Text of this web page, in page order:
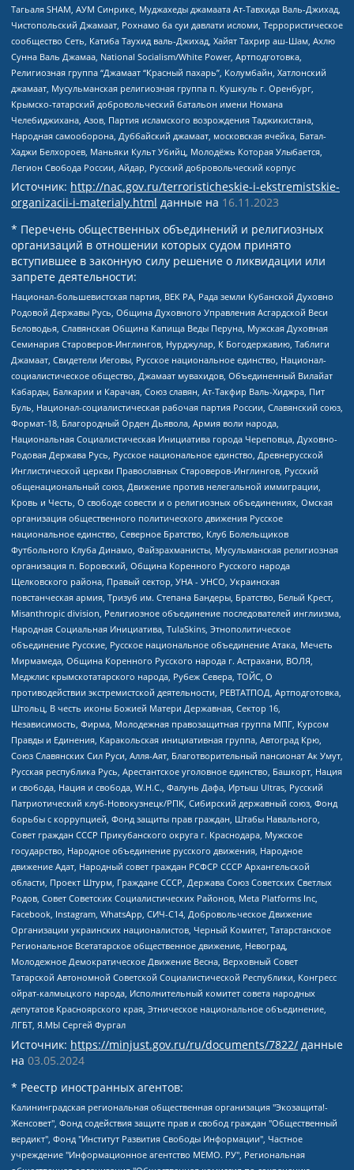
Тагьаля SHAM, АУМ Синрике, Муджахеды джамаата Ат-Тавхида Валь-Джихад,
Чистопольский Джамаат, Рохнамо ба суи давлати исломи, Террористическое
сообщество Сеть, Катиба Таухид валь-Джихад, Хайят Тахрир аш-Шам, Ахлю
Сунна Валь Джамаа, National Socialism/White Power, Артподготовка,
Религиозная группа “Джамаат “Красный пахарь”, Колумбайн, Хатлонский
джамаат, Мусульманская религиозная группа п. Кушкуль г. Оренбург,
Крымско-татарский добровольческий батальон имени Номана
Челебиджихана, Азов, Партия исламского возрождения Таджикистана,
Народная самооборона, Дуббайский джамаат, московская ячейка, Батал-
Хаджи Белхороев, Маньяки Культ Убийц, Молодёжь Которая Улыбается,
Легион Свобода России, Айдар, Русский добровольческий корпус
Источник: http://nac.gov.ru/terroristicheskie-i-ekstremistskie-
organizacii-i-materialy.html данные на 16.11.2023
* Перечень общественных объединений и религиозных
организаций в отношении которых судом принято
вступившее в законную силу решение о ликвидации или
запрете деятельности:
Национал-большевистская партия, ВЕК РА, Рада земли Кубанской Духовно
Родовой Державы Русь, Община Духовного Управления Асгардской Веси
Беловодья, Славянская Община Капища Веды Перуна, Мужская Духовная
Семинария Староверов-Инглингов, Нурджулар, К Богодержавию, Таблиги
Джамаат, Свидетели Иеговы, Русское национальное единство, Национал-
социалистическое общество, Джамаат мувахидов, Объединенный Вилайат
Кабарды, Балкарии и Карачая, Союз славян, Ат-Такфир Валь-Хиджра, Пит
Буль, Национал-социалистическая рабочая партия России, Славянский союз,
Формат-18, Благородный Орден Дьявола, Армия воли народа,
Национальная Социалистическая Инициатива города Череповца, Духовно-
Родовая Держава Русь, Русское национальное единство, Древнерусской
Инглистической церкви Православных Староверов-Инглингов, Русский
общенациональный союз, Движение против нелегальной иммиграции,
Кровь и Честь, О свободе совести и о религиозных объединениях, Омская
организация общественного политического движения Русское
национальное единство, Северное Братство, Клуб Болельщиков
Футбольного Клуба Динамо, Файзрахманисты, Мусульманская религиозная
организация п. Боровский, Община Коренного Русского народа
Щелковского района, Правый сектор, УНА - УНСО, Украинская
повстанческая армия, Тризуб им. Степана Бандеры, Братство, Белый Крест,
Misanthropic division, Религиозное объединение последователей инглиизма,
Народная Социальная Инициатива, TulaSkins, Этнополитическое
объединение Русские, Русское национальное объединение Атака, Мечеть
Мирмамеда, Община Коренного Русского народа г. Астрахани, ВОЛЯ,
Меджлис крымскотатарского народа, Рубеж Севера, ТОЙС, О
противодействии экстремистской деятельности, РЕВТАТПОД, Артподготовка,
Штольц, В честь иконы Божией Матери Державная, Сектор 16,
Независимость, Фирма, Молодежная правозащитная группа МПГ, Курсом
Правды и Единения, Каракольская инициативная группа, Автоград Крю,
Союз Славянских Сил Руси, Алля-Аят, Благотворительный пансионат Ак Умут,
Русская республика Русь, Арестантское уголовное единство, Башкорт, Нация
и свобода, Нация и свобода, W.H.С., Фалунь Дафа, Иртыш Ultras, Русский
Патриотический клуб-Новокузнецк/РПК, Сибирский державный союз, Фонд
борьбы с коррупцией, Фонд защиты прав граждан, Штабы Навального,
Совет граждан СССР Прикубанского округа г. Краснодара, Мужское
государство, Народное объединение русского движения, Народное
движение Адат, Народный совет граждан РСФСР СССР Архангельской
области, Проект Штурм, Граждане СССР, Держава Союз Советских Светлых
Родов, Совет Советских Социалистических Районов, Meta Platforms Inc,
Facebook, Instagram, WhatsApp, СИЧ-С14, Добровольческое Движение
Организации украинских националистов, Черный Комитет, Татарстанское
Региональное Всетатарское общественное движение, Невоград,
Молодежное Демократическое Движение Весна, Верховный Совет
Татарской Автономной Советской Социалистической Республики, Конгресс
ойрат-калмыцкого народа, Исполнительный комитет совета народных
депутатов Красноярского края, Этническое национальное объединение,
ЛГБТ, Я.МЫ Сергей Фургал
Источник: https://minjust.gov.ru/ru/documents/7822/ данные
на 03.05.2024
* Реестр иностранных агентов:
Калининградская региональная общественная организация "Экозащита!-Женсовет", Фонд содействия защите прав и свобод граждан "Общественный вердикт", Фонд "Институт Развития Свободы Информации", Частное учреждение "Информационное агентство МЕМО. РУ", Региональная общественная организация "Общественная комиссия по сохранению наследия академика Сахарова", Фонд поддержки свободы прессы, Санкт-Петербургская общественная правозащитная организация "Гражданский контроль", Межрегиональная общественная организация "Информационно-просветительский центр "Мемориал", Региональный Фонд "Центр Защиты Прав Средств Массовой Информации", с 05.12.2023 Фонд "Центр Защиты Прав Средств массовой информации", Региональная общественная благотворительная организация помощи беженцам и мигрантам "Гражданское содействие", Негосударственное образовательное учреждение дополнительного профессионального образования (повышение квалификации) специалистов "АКАДЕМИЯ ПО ПРАВАМ ЧЕЛОВЕКА", Свердловская региональная общественная организация "Сутяжник", Автономная некоммерческая организация "Центр независимых социологических исследований", Союз общественных объединений "Российский исследовательский центр по правам человека", Региональное общественное учреждение научно-информационный центр "МЕМОРИАЛ", Некоммерческая организация "Фонд защиты гласности", Автономная некоммерческая организация "Институт прав человека", Городская общественная организация "Екатеринбургское общество "МЕМОРИАЛ", Городская общественная организация "Рязанское историко-просветительское и правозащитное общество "Мемориал" (Рязанский Мемориал), Челябинский региональный орган общественной самодеятельности – женское общественное объединение "Женщины Евразии", Челябинский региональный орган общественной самодеятельности "Уральская правозащитная группа", Фонд содействия защите здоровья и социальной справедливости имени Андрея Рылькова, Автономная Некоммерческая Организация "Аналитический Центр Юрия Левады", Автономная некоммерческая организация социальной поддержки населения "Проект Апрель", Региональная общественная организация помощи женщинам и детям, находящимся в кризисной ситуации "Информационно-методический центр "Анна", Фонд содействия развитию массовых коммуникаций и правовому просвещению "Так-так-Так", Фонд содействия устойчивому развитию "Серебряная тайга", Свердловский региональный общественный фонд социальных проектов "Новое время", "Idel.Реалии", Кавказ.Реалии, Крым.Реалии, Телеканал Настоящее Время, Татаро-башкирская служба Радио Свобода (Azatliq Radiosi), Радио Свободная Европа/Радио Свобода (PCE/PC), "Сибирь.Реалии", "Фактограф", Благотворительный фонд помощи осужденным и их семьям, Автономная некоммерческая организация "Институт глобализации и социальных движений", Фонд "В защиту прав заключенных", Частное учреждение "Центр поддержки и содействия развитию средств массовой информации", Пензенский региональный общественный благотворительный фонд "Гражданский союз", "Север.Реалии", Некоммерческая организация Фонд "Правовая инициатива", Общество с ограниченной ответственностью "Радио Свободная Европа/Радио Свобода", Чешское информационное агентство "MEDIUM-ORIENT", Красноярская региональная общественная организация "Мы против СПИДа", Камалягин Денис Николаевич, Маркелов Сергей Евгеньевич, Пономарев Лев Александрович, Савицкая Людмила Алексеевна, Автономная некоммерческая организация "Центр по работе с проблемой насилия "НАСИЛИЮ.НЕТ", Межрегиональный профессиональный союз работников здравоохранения "Альянс врачей", Юридическое лицо, зарегистрированное в Латвийской Республике, SIA "Medusa Project" (регистрационный номер 40103797863, дата регистрации 10.06.2014), Некоммерческая организация "Фонд по борьбе с коррупцией", Автономная некоммерческая организация "Институт права и публичной политики", Баданин Роман Сергеевич, Гликин Максим Александрович, Железнова Мария Михайловна, Лукьянова Юлия Сергеевна, Маетная Елизавета Витальевна, Маняхин Петр Борисович, Чуракова Ольга Владимировна, Ярош Юлия Петровна, Юридическое лицо "The Insider SIA", зарегистрированное в Риге, Латвийская Республика (дата регистрации 26.06.2015), являющееся администратором доменного имени интернет-издания "The Insider SIA", https://theins.ru, Постернак Алексей Евгеньевич, Рубин Михаил Аркадьевич, Анин Роман Александрович, Юридическое лицо Istories fonds, зарегистрированное в Латвийской Республике (регистрационный номер 50008295751, дата регистрации 24.02.2020), Великовский Дмитрий Александрович, Долинина Ирина Николаевна, Мароховская Алеся Алексеевна, Шлейнов Роман Юрьевич, Шмагун Олеся Валентиновна, Общество с ограниченной ответственностью "Альтаир 2021", Общество с ограниченной ответственностью "Вега 2021", Общество с ограниченной ответственностью "Главный редактор 2021", Общество с ограниченной ответственностью "Ромашки монолит", Важенков Артем Валерьевич, Ивановская областная общественная организация "Центр гендерных исследований", Гурман Юрий Альбертович, Медиапроект "ОВД-Инфо", Егоров Владимир Владимирович, Жилинский Владимир Александрович, Общество с ограниченной ответственностью "ЗП", Иванова София Юрьевна, Карезина Инна Павловна, Кильтау Екатерина Викторовна, Петров Алексей Викторович, Пискунов Сергей Евгеньевич, Смирнов Сергей Сергеевич, Тихонов Михаил Сергеевич, Общество с ограниченной ответственностью "ЖУРНАЛИСТ-ИНОСТРАННЫЙ АГЕНТ", Арапова Галина Юрьевна, Вольтская Татьяна Анатольевна, Американская компания "Mason G.E.S. Anonymous Foundation" (США), являющаяся владельцем интернет-издания https://mnews.world/, Компания "Stichting Bellingcat", зарегистрированная в Нидерландах (дата регистрации 11.07.2018), Захаров Андрей Вячеславович, Клепиковская Екатерина Дмитриевна, Общество с ограниченной ответственностью "МЕМО", Перл Роман Александрович, Симонов Евгений Алексеевич, Соловьева Елена Анатольевна, Сотников Даниил Владимирович, Сурначева Елизавета Дмитриевна, Автономная некоммерческая организация по защите прав человека и информированию населения "Якутия – Наше Мнение", Общество с ограниченной ответственностью "Москоу диджитал медиа", с 26.01.2023 Общество с ограниченной ответственностью "Чайка Белые сады", Ветошкина Валерия Валерьевна, Заговора Максим Александрович, Межрегиональное общественное движение "Российская ЛГБТ - сеть", Оленичев Максим Владимирович, Павлов Иван Юрьевич, Скворцова Елена Сергеевна, Общество с ограниченной ответственностью "Как бы инагент", Кочетков Игорь Викторович, Общество с ограниченной ответственностью "Честные выборы", Еланчик Олег Александрович, Общество с ограниченной ответственностью "Нобелевский призыв", Гималова Регина Эмилевна, Григорьев Андрей Валерьевич, Григорьева Алина Александровна, Ассоциация по содействию защите прав призывников, альтернативнослужащих и военнослужащих "Правозащитная группа "Гражданин.Армия.Право", Хисамова Регина Фаритовна, Автономная некоммерческая организация по реализации социально-правовых программ "Лилит", Дальневосточное общественное движение "Маяк", Санкт-Петербургская ЛГБТ-инициативная группа "Выход", Инициативная группа ЛГБТ+ "Реверс", Алексеев Андрей Викторович, Бекбулатова Таисия Львовна, Беляев Иван Михайлович, Владыкина Елена Сергеевна, Гельман Марат Александрович, Никульшина Вероника Юрьевна, Толоконникова Надежда Андреевна, Шендерович Виктор Анатольевич, Общество с ограниченной ответственностью "Данное сообщение", Общество с ограниченной ответственностью Издательский дом "Новая глава", Айнбиндер Александра Александровна, Московский комьюнити-центр для ЛГБТ+инициатив, Благотворительный фонд развития филантропии, Deutsche Welle (Германия, Kurt-Schumacher-Strasse 3, 53113 Bonn), Борзунова Мария Михайловна, Воробьев Виктор Викторович, Голубева Анна Львовна, Константинова Алла Михайловна, Малкова Ирина Владимировна, Мурадов Мурад Абдулгалимович, Осетинская Елизавета Николаевна, Понасенков Евгений Николаевич, Ганапольский Матвей Юрьевич, Киселев Евгений Алексеевич, Борухович Ирина Григорьевна, Дремин Иван Тимофеевич, Дубровский Дмитрий Викторович, Красноярская региональная общественная организация поддержки и развития альтернативных образовательных технологий и межкультурных коммуникаций "ИНТЕРРА", Маяковская Екатерина Алексеевна, Фейгин Марк Захарович, Филимонов Андрей Викторович, Дзугкоева Регина Николаевна, Доброхотов Роман Александрович, Дудь Юрий Александрович, Елкин Сергей Владимирович, Кругликов Кирилл Игоревич, Сабунаева Мария Леонидовна, Семенов Алексей Владимирович, Шаинян Карен Багратович, Шульман Екатерина Михайловна, Асафьев Артур Валерьевич, Вахштайн Виктор Семенович, Венедиктов Алексей Алексеевич, Лушникова Екатерина Евгеньевна, Волков Леонид Михайлович, Невзоров Александр Глебович, Пархоменко Сергей Борисович, Сироткин Ярослав Николаевич, Кара-Мурза Владимир Владимирович, Баранова Наталья Владимировна, Гозман Леонид Яковлевич, Кагарлицкий Борис Юльевич, Климарев Михаил Валерьевич, Милов Владимир Станиславович, Автономная некоммерческая организация Краснодарский центр современного искусства "Типография", Моргенштерн Алишер Тагирович, Соболь Любовь Эдуардовна, Общество с ограниченной ответственностью "ЛИЗА НОРМ", Каспаров Гарри Кимович, Ходорковский Михаил Борисович, Общество с ограниченной ответственностью "Апрельские тезисы", Данилович Ирина Брониславовна, Кашин Олег Владимирович, Петров Николай Владимирович, Пивоваров Алексей Владимирович, Соколов Михаил Владимирович, Цветкова Юлия Владимировна, Чичваркин Евгений Александрович, Комитет против пыток/Команда против пыток, Общество с ограниченной ответственностью "Первый научный", Общество с ограниченной ответственностью "Вертолет и ко", Белоцерковская Вероника Борисовна, Кац Максим Евгеньевич, Лазарева Татьяна Юрьевна, Шаведдинов Руслан Табризович, Яшин Илья Валерьевич, Общество с ограниченной ответственностью "Иноагент ААВ", Алешковский Дмитрий Петрович, Альбац Евгения Марковна, Быков Дмитрий Львович, Галямина Юлия Евгеньевна, Лойко Сергей Леонидович, Мартынов Кирилл Константинович, Медведев Сергей Александрович, Крашенинников Федор Геннадиевич, Гордеева Катерина Вл